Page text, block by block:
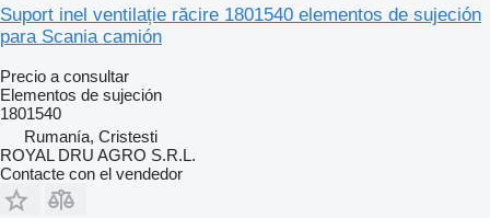
Suport inel ventilație răcire 1801540 elementos de sujeción
para Scania camión
Precio a consultar
Elementos de sujeción
1801540
Rumanía, Cristesti
ROYAL DRU AGRO S.R.L.
Contacte con el vendedor